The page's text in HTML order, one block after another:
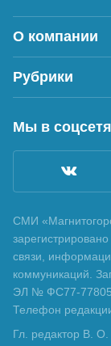
О компании
Рубрики
Мы в
СМИ
связи,
коммуникаций.
ЭЛ № ФС77-77805
Телефон
Гл. редактор В. О.